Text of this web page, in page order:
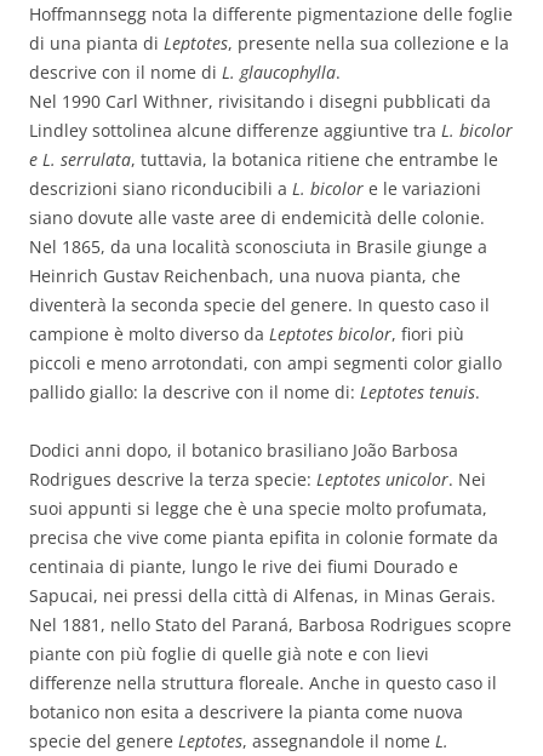
Hoffmannsegg nota la differente pigmentazione delle foglie
di una pianta di Leptotes, presente nella sua collezione e la
descrive con il nome di L. glaucophylla.
Nel 1990 Carl Withner, rivisitando i disegni pubblicati da
Lindley sottolinea alcune differenze aggiuntive tra L. bicolor
e L. serrulata, tuttavia, la botanica ritiene che entrambe le
descrizioni siano riconducibili a L. bicolor e le variazioni
siano dovute alle vaste aree di endemicità delle colonie.
Nel 1865, da una località sconosciuta in Brasile giunge a
Heinrich Gustav Reichenbach, una nuova pianta, che
diventerà la seconda specie del genere. In questo caso il
campione è molto diverso da Leptotes bicolor, fiori più
piccoli e meno arrotondati, con ampi segmenti color giallo
pallido giallo: la descrive con il nome di: Leptotes tenuis.
Dodici anni dopo, il botanico brasiliano João Barbosa
Rodrigues descrive la terza specie: Leptotes unicolor. Nei
suoi appunti si legge che è una specie molto profumata,
precisa che vive come pianta epifita in colonie formate da
centinaia di piante, lungo le rive dei fiumi Dourado e
Sapucai, nei pressi della città di Alfenas, in Minas Gerais.
Nel 1881, nello Stato del Paraná, Barbosa Rodrigues scopre
piante con più foglie di quelle già note e con lievi
differenze nella struttura floreale. Anche in questo caso il
botanico non esita a descrivere la pianta come nuova
specie del genere Leptotes, assegnandole il nome L.